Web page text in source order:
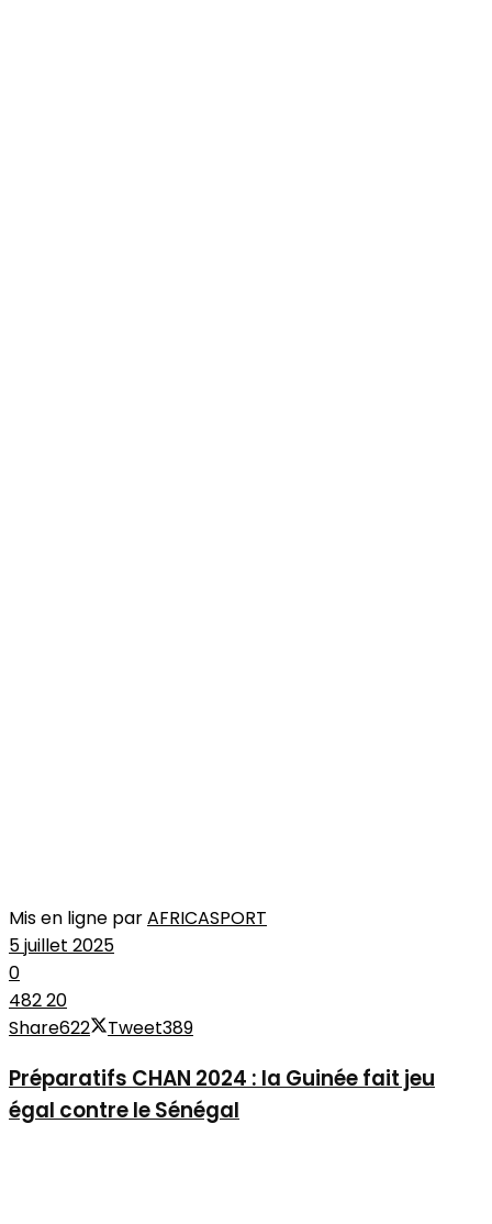
Mis en ligne parAFRICASPORT
5 juillet 2025
0
48220
Share622 Tweet389
Préparatifs CHAN 2024 : la Guinée fait jeu
égal contre le Sénégal